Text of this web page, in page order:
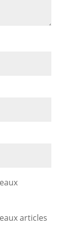
articles